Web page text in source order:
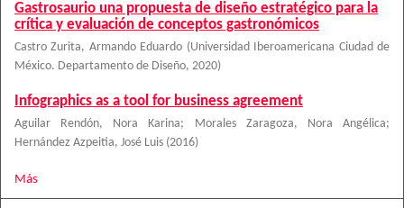
Gastrosaurio una propuesta de diseño estratégico para la
crítica y evaluación de conceptos gastronómicos
Castro Zurita, Armando Eduardo (Universidad Iberoamericana Ciudad de
México. Departamento de Diseño, 2020)
Infographics as a tool for business agreement
Aguilar Rendón, Nora Karina; Morales Zaragoza, Nora Angélica;
Hernández Azpeitia, José Luis (2016)
Más